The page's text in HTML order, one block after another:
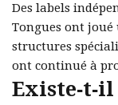
Des labels
Tongues ont joué
structures
ont continué à